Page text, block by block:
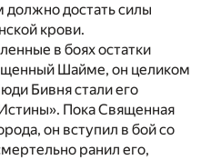
должно достать силы
крови.
в боях остатки
Шайме, он целиком
Бивня стали его
Пока Священная
он вступил в бой со
ранил его,